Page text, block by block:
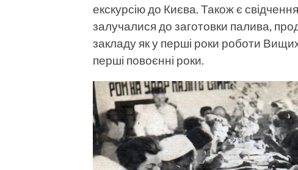
екскурсію до Києва. Також є
залучалися до заготовки палива,
закладу як у перші роки роботи Вищих
перші повоєнні роки.